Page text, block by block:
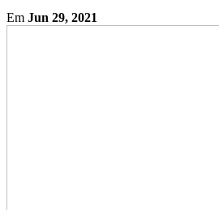
Em Jun 29, 2021